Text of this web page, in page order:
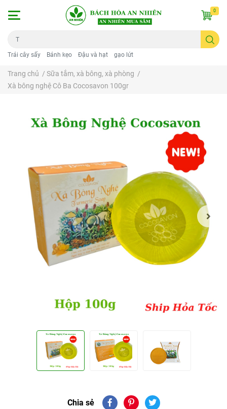
Trái cây sấy Bánh kẹo Đậu và hạt gạo lứt
0
Trang chủ / Sữa tắm, xà bông, xà phòng /
Xà bông nghệ Cô Ba Cocosavon 100gr
Chia sẻ